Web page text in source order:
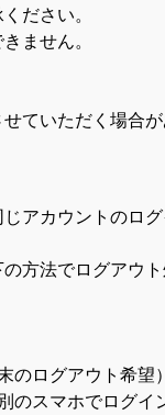
ださい。
ません。
いただく場合が
アカウントのロ
方法でログアウト
ログアウト希望
スマホでログイ